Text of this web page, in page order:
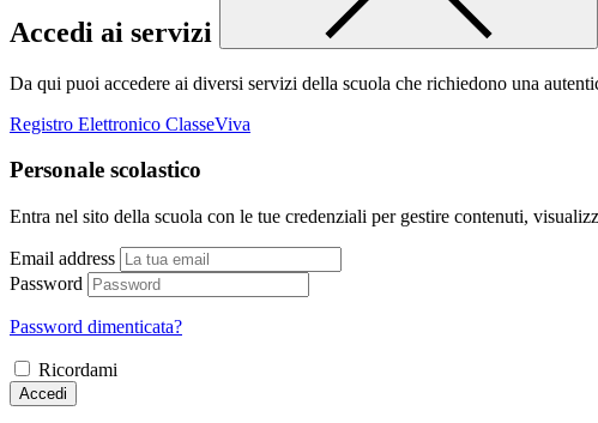
Accedi ai servizi
Da qui puoi accedere ai diversi servizi della scuola che richiedono una
Registro Elettronico ClasseViva
Personale scolastico
Entra nel sito della scuola con le tue credenziali per gestire contenuti,
Email address
Password
Password dimenticata?
Ricordami
Accedi